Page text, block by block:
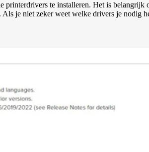
printerdrivers te installeren. Het is belangrijk
je niet zeker weet welke drivers je nodig